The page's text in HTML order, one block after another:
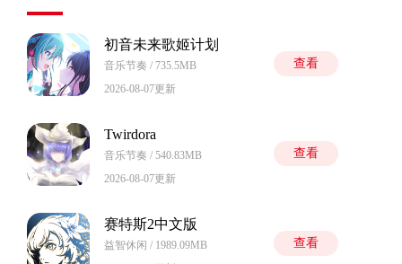
初音未来歌姬计划
音乐节奏 / 735.5MB
2026-08-07更新
查看
Twirdora
音乐节奏 / 540.83MB
2026-08-07更新
查看
赛特斯2中文版
益智休闲 / 1989.09MB
查看